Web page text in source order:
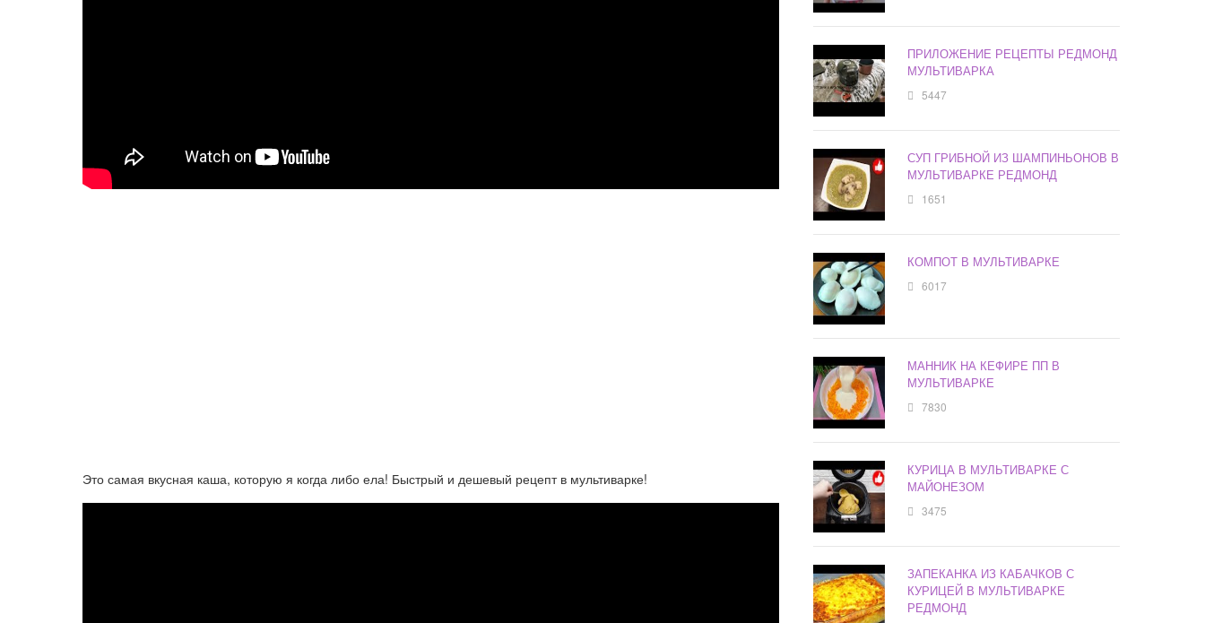
Это самая вкусная каша, которую я когда либо ела! Быстрый и дешевый рецепт в мультиварке!
ПРИЛОЖЕНИЕ РЕЦЕПТЫ РЕДМОНД
МУЛЬТИВАРКА
5447
СУП ГРИБНОЙ ИЗ ШАМПИНЬОНОВ В
МУЛЬТИВАРКЕ РЕДМОНД
1651
КОМПОТ В МУЛЬТИВАРКЕ
6017
МАННИК НА КЕФИРЕ ПП В
МУЛЬТИВАРКЕ
7830
КУРИЦА В МУЛЬТИВАРКЕ С
МАЙОНЕЗОМ
3475
ЗАПЕКАНКА ИЗ КАБАЧКОВ С
КУРИЦЕЙ В МУЛЬТИВАРКЕ
РЕДМОНД